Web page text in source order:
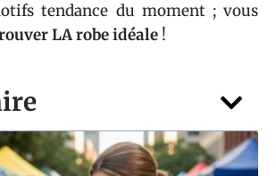
tendance du moment ; vous
LA robe idéale !